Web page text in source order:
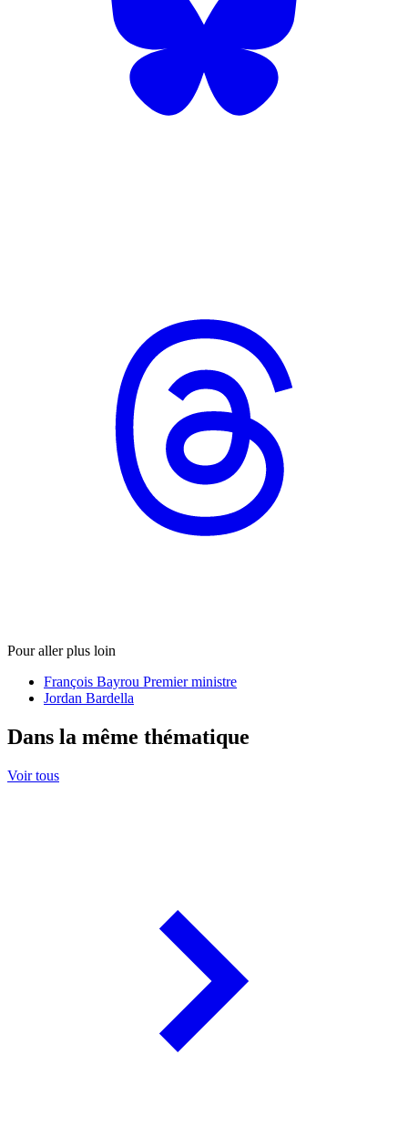
Pour aller plus loin
François Bayrou Premier ministre
Jordan Bardella
Dans la même thématique
Voir tous